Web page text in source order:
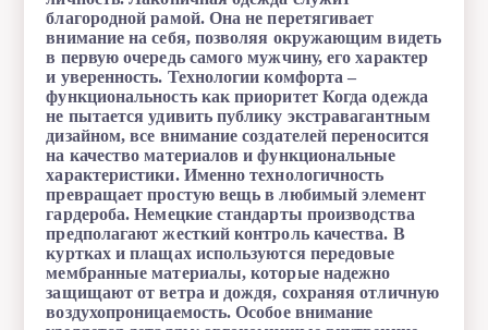
Современный мужской стиль переживает
трансформацию. Эра, когда гардероб требовал
регулярного обновления в угоду сезонным трендам,
уступает место осознанности и прагматизму. Мужчины
все чаще отказываются от навязанной броскости, делая
выбор в пользу вещей, которые не кричат о своей
стоимости, а заявляют о ней благородной тишиной.
Одежда, сознательно игнорирующая сиюминутный хайп,
обладает уникальной силой: она остается актуальной
долгие годы. Этот подход работает потому, что в его
благородной рамой. Она не перетягивает
внимание на себя, позволяя окружающим видеть
в первую очередь самого мужчину, его характер
и уверенность. Технологии комфорта –
функциональность как приоритет Когда одежда
не пытается удивить публику экстравагантным
дизайном, все внимание создателей переносится
на качество материалов и функциональные
характеристики. Именно технологичность
превращает простую вещь в любимый элемент
гардероба. Немецкие стандарты производства
предполагают жесткий контроль качества. В
куртках и плащах используются передовые
мембранные материалы, которые надежно
защищают от ветра и дождя, сохраняя отличную
воздухопроницаемость. Особое внимание